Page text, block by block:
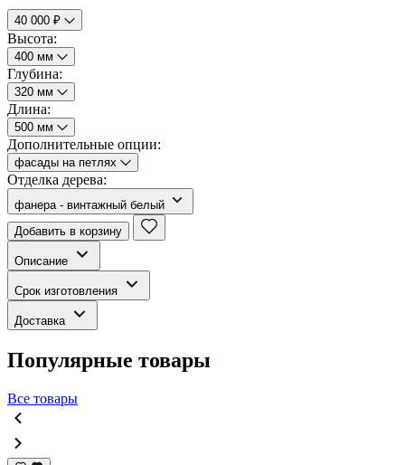
40 000 ₽
Высота:
400 мм
Глубина:
320 мм
Длина:
500 мм
Дополнительные опции:
фасады на петлях
Отделка дерева:
фанера - винтажный белый
Добавить в корзину
Описание
Срок изготовления
Доставка
Популярные товары
Все товары